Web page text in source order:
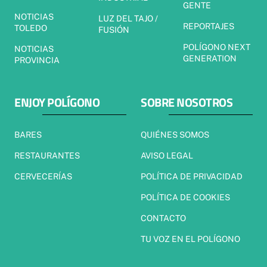
NOTICIAS
TOLEDO
NOTICIAS
PROVINCIA
LUZ DEL TAJO /
FUSIÓN
GENTE
REPORTAJES
POLÍGONO NEXT
GENERATION
ENJOY POLÍGONO
BARES
RESTAURANTES
CERVECERÍAS
SOBRE NOSOTROS
QUIÉNES SOMOS
AVISO LEGAL
POLÍTICA DE PRIVACIDAD
POLÍTICA DE COOKIES
CONTACTO
TU VOZ EN EL POLÍGONO